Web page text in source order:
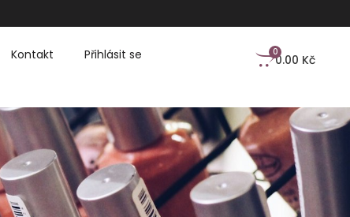
0.00 Kč
0
Kontakt
Přihlásit se